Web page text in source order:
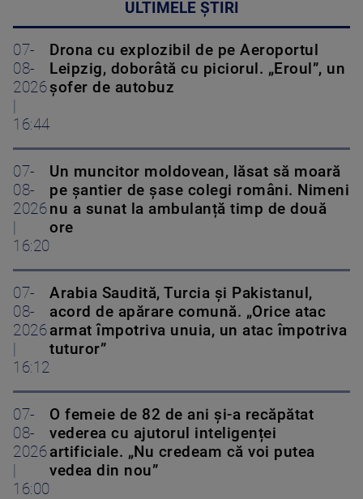
ULTIMELE ȘTIRI
07-
08-
2026
|
16:44
Drona cu explozibil de pe Aeroportul
Leipzig, doborâtă cu piciorul. „Eroul”, un
șofer de autobuz
07-
08-
2026
|
16:20
Un muncitor moldovean, lăsat să moară
pe șantier de șase colegi români. Nimeni
nu a sunat la ambulanță timp de două
ore
07-
08-
2026
|
16:12
Arabia Saudită, Turcia și Pakistanul,
acord de apărare comună. „Orice atac
armat împotriva unuia, un atac împotriva
tuturor”
07-
08-
2026
|
16:00
O femeie de 82 de ani și-a recăpătat
vederea cu ajutorul inteligenței
artificiale. „Nu credeam că voi putea
vedea din nou”